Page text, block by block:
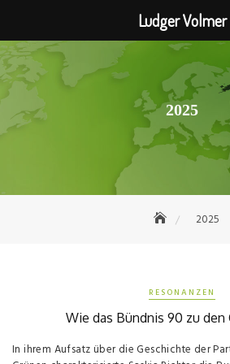
Skip
to
content
2025
2025
RESONANZEN
Wie das Bündnis 90 zu den
In ihrem Aufsatz über die Geschichte der
Ludger Volmer